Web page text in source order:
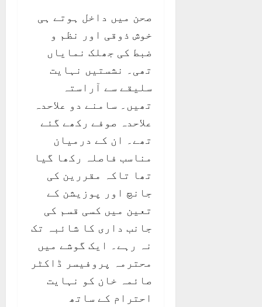
صحن میں داخل ہوتے ہی
خوش ذوقی اور نظم و
ضبط کی جھلک نمایاں
تھی۔ نشستیں نہایت
سلیقے سے آراستہ
تھیں۔ سامنے دو علاحدہ
علاحدہ صوفے رکھے گئے
تھے۔ ان کے درمیان
مناسب فاصلہ رکھا گیا
تھا تاکہ مقررین کی
جانچ اور پوزیشن کے
تعین میں کسی قسم کی
جانب داری کا شائبہ تک
نہ رہے۔ ایک گوشے میں
محترمہ پروفیسر ڈاکٹر
صائمہ خان کو نہایت
احترام کے ساتھ